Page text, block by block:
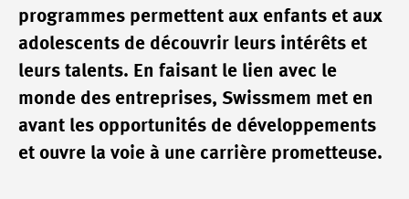
programmes permettent aux enfants et aux
adolescents de découvrir leurs intérêts et
leurs talents. En faisant le lien avec le
monde des entreprises, Swissmem met en
avant les opportunités de développements
et ouvre la voie à une carrière prometteuse.